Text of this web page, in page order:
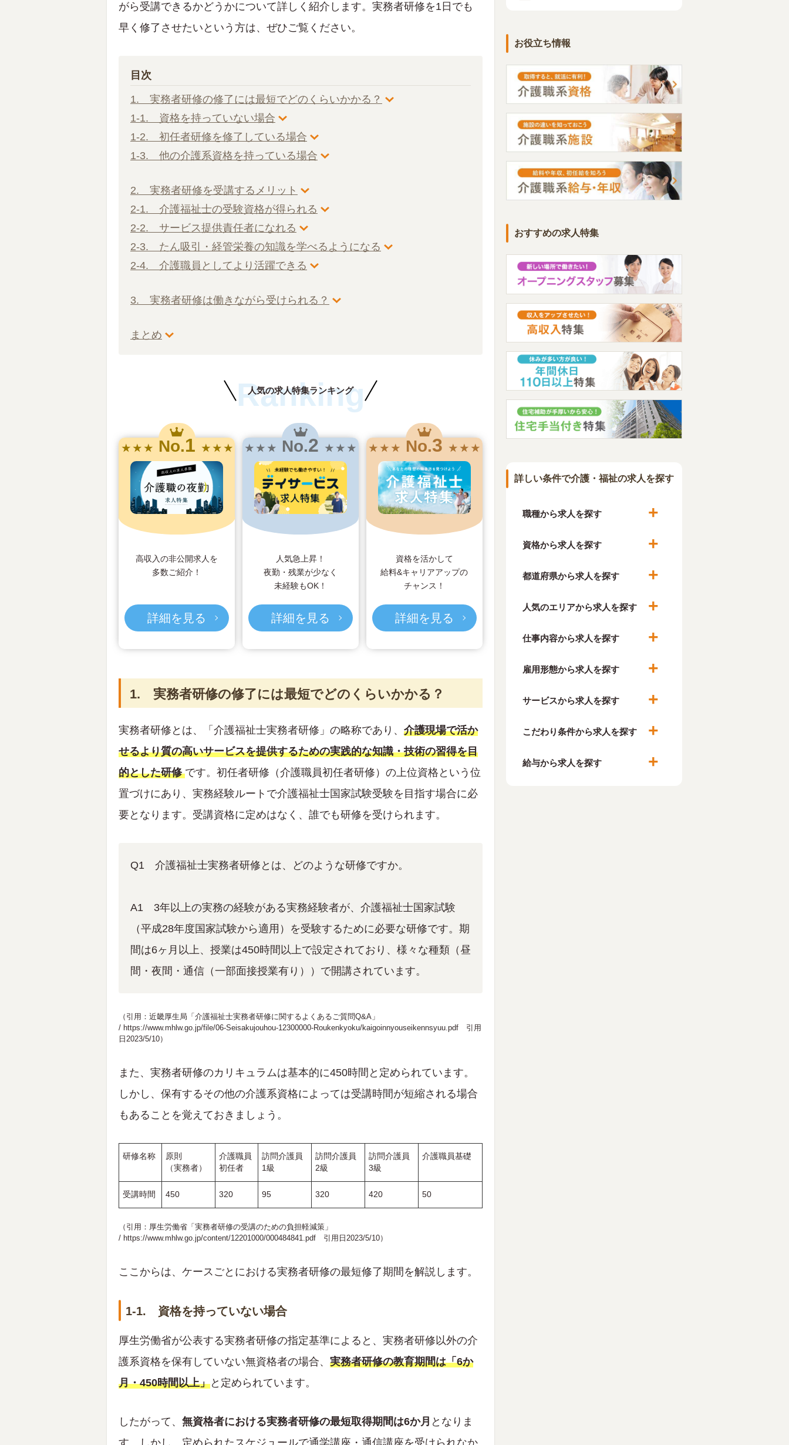
がら受講できるかどうかについて詳しく紹介します。実務者研修を1日でも
早く修了させたいという方は、ぜひご覧ください。
目次
1. 実務者研修の修了には最短でどのくらいかかる？
1-1. 資格を持っていない場合
1-2. 初任者研修を修了している場合
1-3. 他の介護系資格を持っている場合
2. 実務者研修を受講するメリット
2-1. 介護福祉士の受験資格が得られる
2-2. サービス提供責任者になれる
2-3. たん吸引・経管栄養の知識を学べるようになる
2-4. 介護職員としてより活躍できる
3. 実務者研修は働きながら受けられる？
まとめ
人気の求人特集ランキング
Ranking
★ ★ ★ No.1 ★ ★ ★
高収入の非公開求人を
多数ご紹介！
詳細を見る
★ ★ ★ No.2 ★ ★ ★
人気急上昇！
夜勤・残業が少なく
未経験もOK！
詳細を見る
★ ★ ★ No.3 ★ ★ ★
資格を活かして
給料&キャリアアップの
チャンス！
詳細を見る
1. 実務者研修の修了には最短でどのくらいかかる？
実務者研修とは、「介護福祉士実務者研修」の略称であり、 介護現場で活か
せるより質の高いサービスを提供するための実践的な知識・技術の習得を目
的とした研修です。初任者研修（介護職員初任者研修）の上位資格という位
置づけにあり、実務経験ルートで介護福祉士国家試験受験を目指す場合に必
要となります。受講資格に定めはなく、誰でも研修を受けられます。
Q1 介護福祉士実務者研修とは、どのような研修ですか。
A1 3年以上の実務の経験がある実務経験者が、介護福祉士国家試験
（平成28年度国家試験から適用）を受験するために必要な研修です。期
間は6ヶ月以上、授業は450時間以上で設定されており、様々な種類（昼
間・夜間・通信（一部面接授業有り））で開講されています。
（引用：近畿厚生局「介護福祉士実務者研修に関するよくあるご質問Q&A」
/ https://www.mhlw.go.jp/file/06-Seisakujouhou-12300000-Roukenkyoku/kaigoinnyouseikennsyuu.pdf 引用
日2023/5/10）
また、実務者研修のカリキュラムは基本的に450時間と定められています。
しかし、保有するその他の介護系資格によっては受講時間が短縮される場合
もあることを覚えておきましょう。
研修名称
原則
（実務者）
介護職員
初任者
訪問介護員
1級
訪問介護員
2級
訪問介護員
3級
介護職員基礎
受講時間 450 320 95 320 420 50
（引用：厚生労働省「実務者研修の受講のための負担軽減策」
/ https://www.mhlw.go.jp/content/12201000/000484841.pdf 引用日2023/5/10）
ここからは、ケースごとにおける実務者研修の最短修了期間を解説します。
1-1. 資格を持っていない場合
厚生労働省が公表する実務者研修の指定基準によると、実務者研修以外の介
護系資格を保有していない無資格者の場合、 実務者研修の教育期間は「6か
月・450時間以上」と定められています。
したがって、 無資格者における実務者研修の最短取得期間は6か月 となりま
す。しかし、定められたスケジュールで通学講座・通信講座を受けられなか
お役立ち情報
おすすめの求人特集
詳しい条件で介護・福祉の求人を探す
職種から求人を探す
資格から求人を探す
都道府県から求人を探す
人気のエリアから求人を探す
仕事内容から求人を探す
雇用形態から求人を探す
サービスから求人を探す
こだわり条件から求人を探す
給与から求人を探す